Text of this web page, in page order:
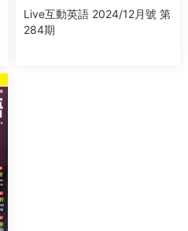
Live互動英語 2024/12月號 第
284期